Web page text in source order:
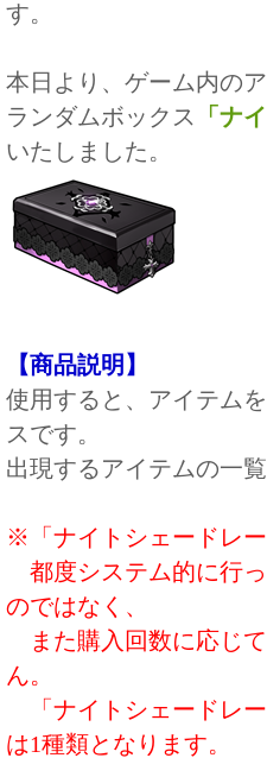
す。
本日より、ゲーム内の
ランダムボックス
「ナ
いたしました。
【商品説明】
使用すると、アイテム
スです。
出現するアイテムの一
※「ナイトシェードレ
都度システム的に行
のではなく、
また購入回数に応じ
ん。
「ナイトシェードレ
は1種類となります。